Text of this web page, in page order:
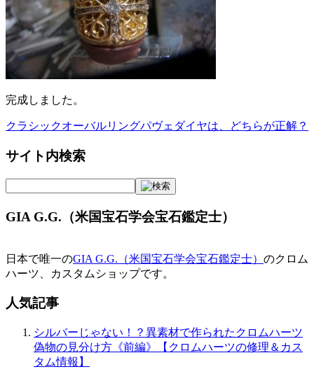
完成しました。
投
稿
ナ
ビ
ゲ
シ
ン
クラシックオーバルリングパヴェダイヤは、どちらが正解？
サイト内検索
GIA G.G.（米国宝石学会宝石鑑定士）
日本で唯一のGIA G.G.（米国宝石学会宝石鑑定士） のクロム
ハーツ、カスタムショップです。
人気記事
シルバーじゃない！？異素材で作られたクロムハーツ
偽物の見分け方《前編》【クロムハーツの修理＆カス
タム情報】